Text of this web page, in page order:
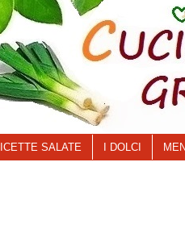
SALATE I DOLCI